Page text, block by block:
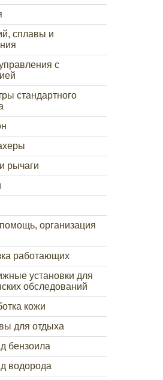
сплавы и
с
стандартного
рычаги
организация
работающих
установки для
обследований
кожи
для отдыха
бензоила
водорода